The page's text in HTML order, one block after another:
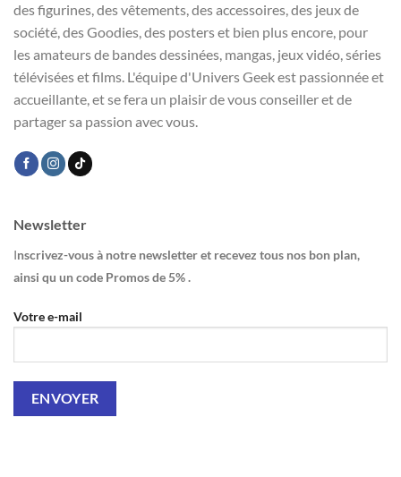
des figurines, des vêtements, des accessoires, des jeux de
société, des Goodies, des posters et bien plus encore, pour
les amateurs de bandes dessinées, mangas, jeux vidéo, séries
télévisées et films. L'équipe d'Univers Geek est passionnée et
accueillante, et se fera un plaisir de vous conseiller et de
partager sa passion avec vous.
Newsletter
Inscrivez-vous à notre newsletter et recevez tous nos bon plan,
ainsi qu un code Promos de 5% .
Votre e-mail